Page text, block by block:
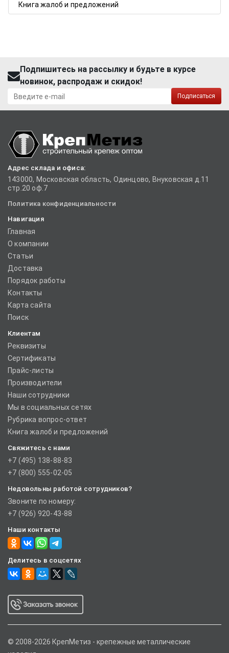
Книга жалоб и предложений
Подпишитесь на рассылку и будьте в курсе
новинок, распродаж и скидок!
Подписаться
Адрес склада и офиса:
143000, Московская область, Одинцово, Внуковская д.11
стр.20 оф.7
Политика конфиденциальности
Навигация
Главная
О компании
Статьи
Доставка
Порядок работы
Контакты
Карта сайта
Поиск
Клиентам
Реквизиты
Сертификаты
Прайс-листы
Производители
Наши сотрудники
Мы в социальных сетях
Рубрика вопрос-ответ
Книга жалоб и предложений
Свяжитесь с нами
+7 (495) 138-88-83
+7 (800) 555-02-05
Недовольны работой сотрудников?
Звоните по номеру:
+7 (926) 920-43-88
Наши контакты
Делитесь в соцсетях
© 2008-2026 КрепМетиз - крепежные металлические